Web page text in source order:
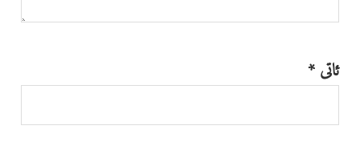
ئاتى*